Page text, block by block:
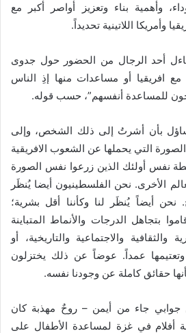
وأهمية بناء وتعزيز أواصر أكبر مع
وأمريكا اللاتينية تحديداً.
أحد الرجال من الحضور حول جدوى
افريقيا أو مساعدات منها إذِ الناس
للمساعدة أنفسهم”، حسب قوله.
بأن أشرتُ إلى ذلك الشخص، وإلى
التي يحملها عن الشعوب الافريقية
نفس أولئك الذين زرعوا نفس الصورة
الأخرى. نحن الفلسطينيون أيضا يُنظَر
نحن أيضاً يُنظَر لنا وكأننا أقل بشرية؛
بتجاهل الدرجات والأنماط المتباينة
والثقافية والاجتماعية والتاريخية، أو
وتعتيمها عمداً. عوضاً عن ذلك يختزلون
حقائق كاملة عن وجودنا نفسه.
جوابي جاء من أيمن – روحٌ مهذبة كان
أفلام في غزة لمساعدة الأطفال على